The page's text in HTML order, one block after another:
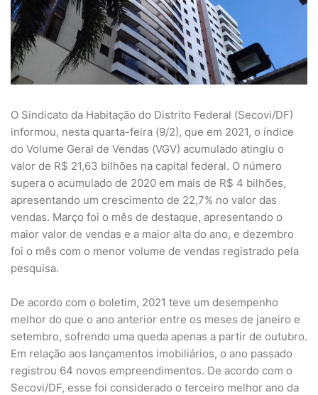
O Sindicato da Habitação do Distrito Federal (Secovi/DF)
informou, nesta quarta-feira (9/2), que em 2021, o índice
do Volume Geral de Vendas (VGV) acumulado atingiu o
valor de R$ 21,63 bilhões na capital federal. O número
supera o acumulado de 2020 em mais de R$ 4 bilhões,
apresentando um crescimento de 22,7% no valor das
vendas. Março foi o mês de destaque, apresentando o
maior valor de vendas e a maior alta do ano, e dezembro
foi o mês com o menor volume de vendas registrado pela
pesquisa.
De acordo com o boletim, 2021 teve um desempenho
melhor do que o ano anterior entre os meses de janeiro e
setembro, sofrendo uma queda apenas a partir de outubro.
Em relação aos lançamentos imobiliários, o ano passado
registrou 64 novos empreendimentos. De acordo com o
Secovi/DF, esse foi considerado o terceiro melhor ano da